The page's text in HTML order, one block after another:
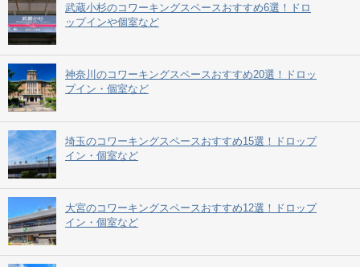
武蔵小杉のコワーキングスペースおすすめ6選！ドロ
ップインや個室など
神奈川のコワーキングスペースおすすめ20選！ドロッ
プイン・個室など
埼玉のコワーキングスペースおすすめ15選！ドロップ
イン・個室など
大宮のコワーキングスペースおすすめ12選！ドロップ
イン・個室など